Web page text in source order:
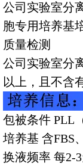
公司实验室分
胞专用培养基
质量检测
公司实验室分
以上，且不含
包被条件 PLL
培养基 含FBS
换液频率 每2-3